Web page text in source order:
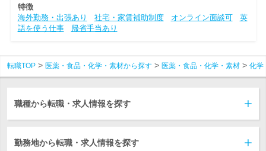
特徴
海外勤務・出張あり
社宅・家賃補助制度 オンライン面談可
英
語を使う仕事
帰省手当あり
転職TOP 医薬・食品・化学・素材から探す 医薬・食品・化学・素材 化学
職種から転職・求人情報を探す
勤務地から転職・求人情報を探す